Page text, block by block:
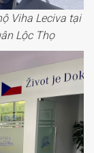
Viha Leciva tại
Lộc Thọ